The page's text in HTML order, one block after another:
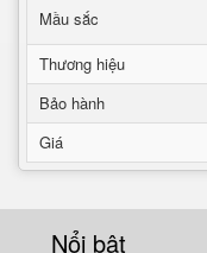
Mầu sắc
Thương hiệu
Bảo hành
Giá
Nổi bật